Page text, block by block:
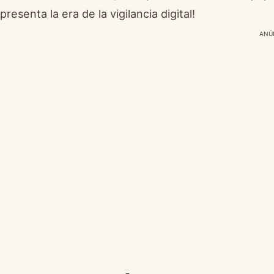
presenta la era de la vigilancia digital!